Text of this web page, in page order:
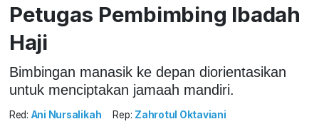
Petugas Pembimbing Ibadah
Haji
Bimbingan manasik ke depan diorientasikan
untuk menciptakan jamaah mandiri.
Red: Ani Nursalikah Rep: Zahrotul Oktaviani